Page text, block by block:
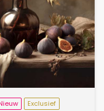
Exclusief